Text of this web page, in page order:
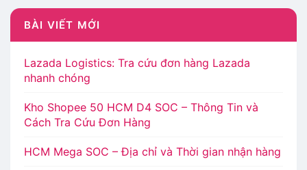
BÀI VIẾT MỚI
Lazada Logistics: Tra cứu đơn hàng Lazada
nhanh chóng
Kho Shopee 50 HCM D4 SOC – Thông Tin và
Cách Tra Cứu Đơn Hàng
HCM Mega SOC – Địa chỉ và Thời gian nhận hàng